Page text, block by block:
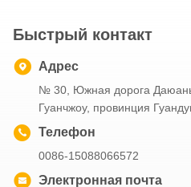
Быстрый контакт
Адрес
№ 30, Южная дорога
Гуанчжоу, провинция
Телефон
0086-15088066572
Электронная почта